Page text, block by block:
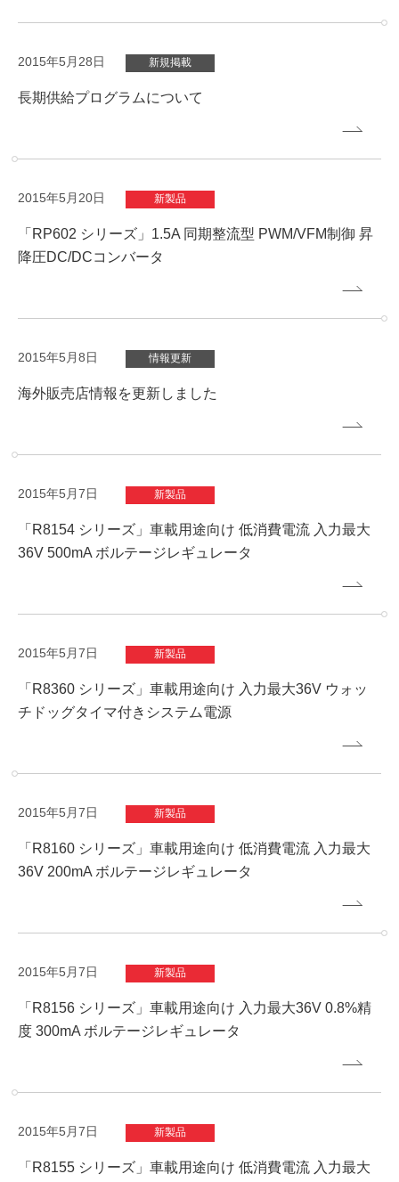
2015年5月28日 新規掲載
長期供給プログラムについて
2015年5月20日 新製品
「RP602 シリーズ」1.5A 同期整流型 PWM/VFM制御 昇
降圧DC/DCコンバータ
2015年5月8日 情報更新
海外販売店情報を更新しました
2015年5月7日 新製品
「R8154 シリーズ」車載用途向け 低消費電流 入力最大
36V 500mA ボルテージレギュレータ
2015年5月7日 新製品
「R8360 シリーズ」車載用途向け 入力最大36V ウォッ
チドッグタイマ付きシステム電源
2015年5月7日 新製品
「R8160 シリーズ」車載用途向け 低消費電流 入力最大
36V 200mA ボルテージレギュレータ
2015年5月7日 新製品
「R8156 シリーズ」車載用途向け 入力最大36V 0.8%精
度 300mA ボルテージレギュレータ
2015年5月7日 新製品
「R8155 シリーズ」車載用途向け 低消費電流 入力最大